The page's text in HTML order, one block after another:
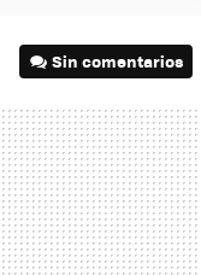
Sin comentarios